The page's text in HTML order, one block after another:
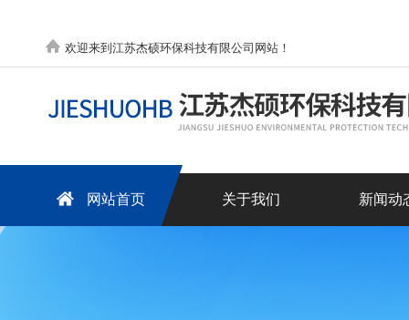
欢迎来到江苏杰硕环保科技有限公司网站！
网站首页 关于我们 新闻动